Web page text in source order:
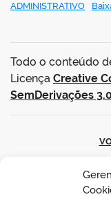
ADMINISTRATIVO
Todo o conteúdo
Licença Creative
SemDerivações